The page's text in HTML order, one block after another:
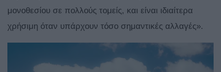
μονοθεσίου σε πολλούς τομείς, και είναι ιδιαίτερα
χρήσιμη όταν υπάρχουν τόσο σημαντικές αλλαγές».